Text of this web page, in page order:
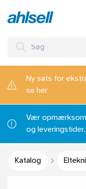
Ny sats for
se her
Vær opmærksom
og
Katalog